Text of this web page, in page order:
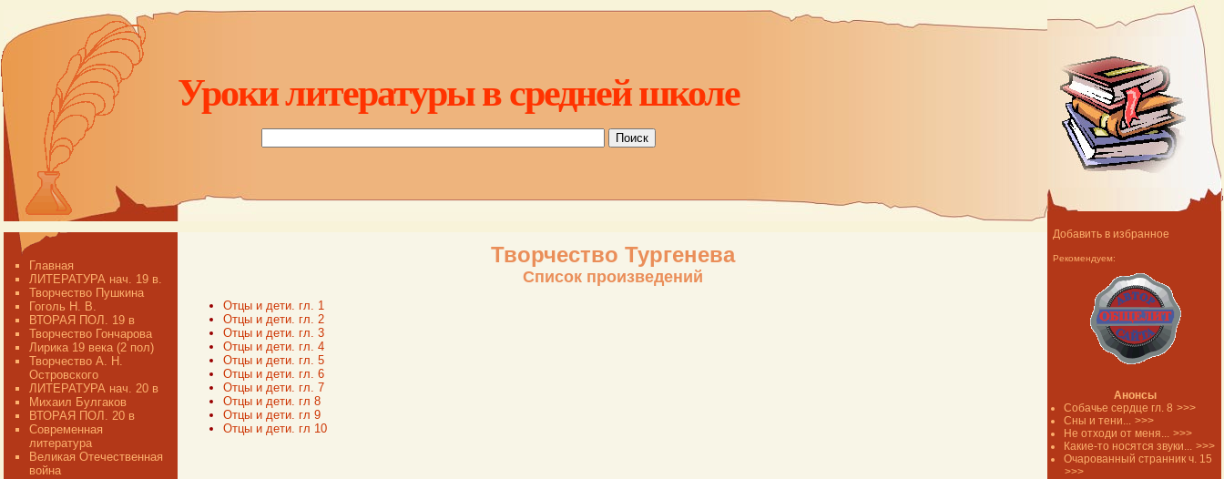
Уроки литературы в средней школе
Добавить в избранное
Рекомендуем:
Анонсы
Собачье сердце гл. 8 >>>
Сны и тени... >>>
Не отходи от меня... >>>
Какие-то носятся звуки... >>>
Очарованный странник ч. 15
>>>
Главная
ЛИТЕРАТУРА нач. 19 в.
Творчество Пушкина
Гоголь Н. В.
ВТОРАЯ ПОЛ. 19 в
Творчество Гончарова
Лирика 19 века (2 пол)
Творчество А. Н.
Островского
ЛИТЕРАТУРА нач. 20 в
Михаил Булгаков
ВТОРАЯ ПОЛ. 20 в
Современная
литература
Великая Отечественная
война
Творчество Тургенева
Список произведений
Отцы и дети. гл. 1
Отцы и дети. гл. 2
Отцы и дети. гл. 3
Отцы и дети. гл. 4
Отцы и дети. гл. 5
Отцы и дети. гл. 6
Отцы и дети. гл. 7
Отцы и дети. гл 8
Отцы и дети. гл 9
Отцы и дети. гл 10